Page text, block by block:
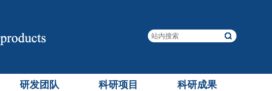
研发团队 科研项目 科研成果